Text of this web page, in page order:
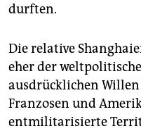
durften.
Die relative
eher der
ausdrücklichen
Franzosen und
entmilitarisierte